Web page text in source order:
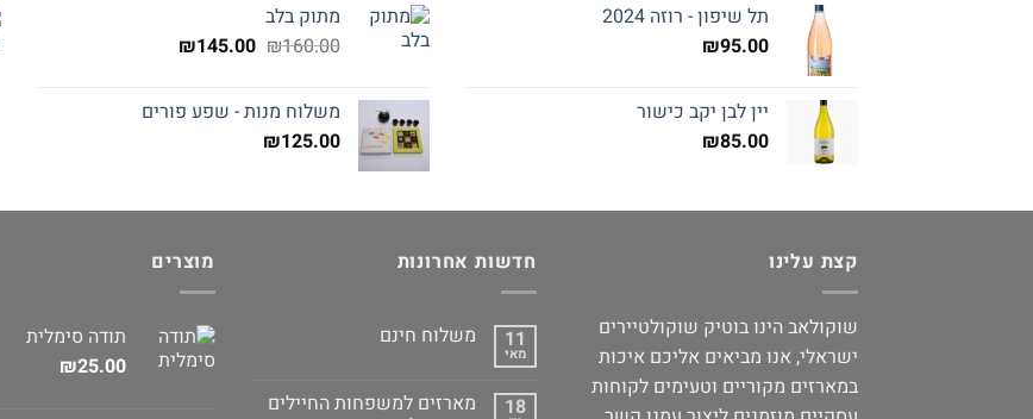
תל שיפון - רוזה 2024
₪95.00
יין לבן יקב כישור
₪85.00
מתוק בלב
₪160.00
המחיר
₪160.00.
₪145.00
המחיר
₪145.00.
משלוח מנות - שפע פורים
₪125.00
קצת עלינו
שוקולאב הינו בוטיק שוקולטיירים
ישראלי, אנו מביאים אליכם איכות
במארזים מקוריים וטעימים לקוחות
חדשות אחרונות
11
מאי
משלוח חינם
18 מארזים למשפחות החיילים
מוצרים
תודה סימלית
₪25.00